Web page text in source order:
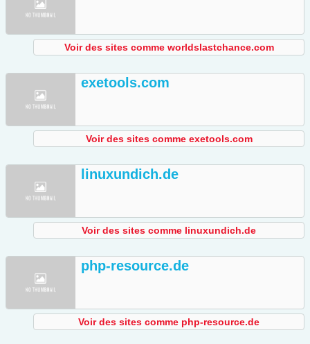
Voir des sites comme worldslastchance.com
exetools.com
Voir des sites comme exetools.com
linuxundich.de
Voir des sites comme linuxundich.de
php-resource.de
Voir des sites comme php-resource.de